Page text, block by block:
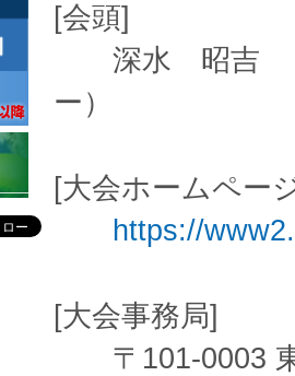
[会頭]
深水 昭吉 （
ー）
[大会ホームペー
https://
[大会事務局]
〒101-0003 東